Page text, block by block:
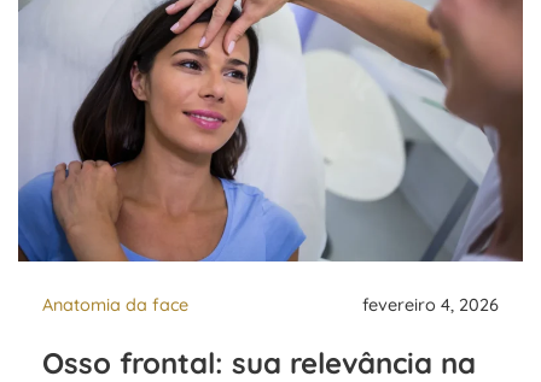
Anatomia da face fevereiro 4, 2026
Osso frontal: sua relevância na